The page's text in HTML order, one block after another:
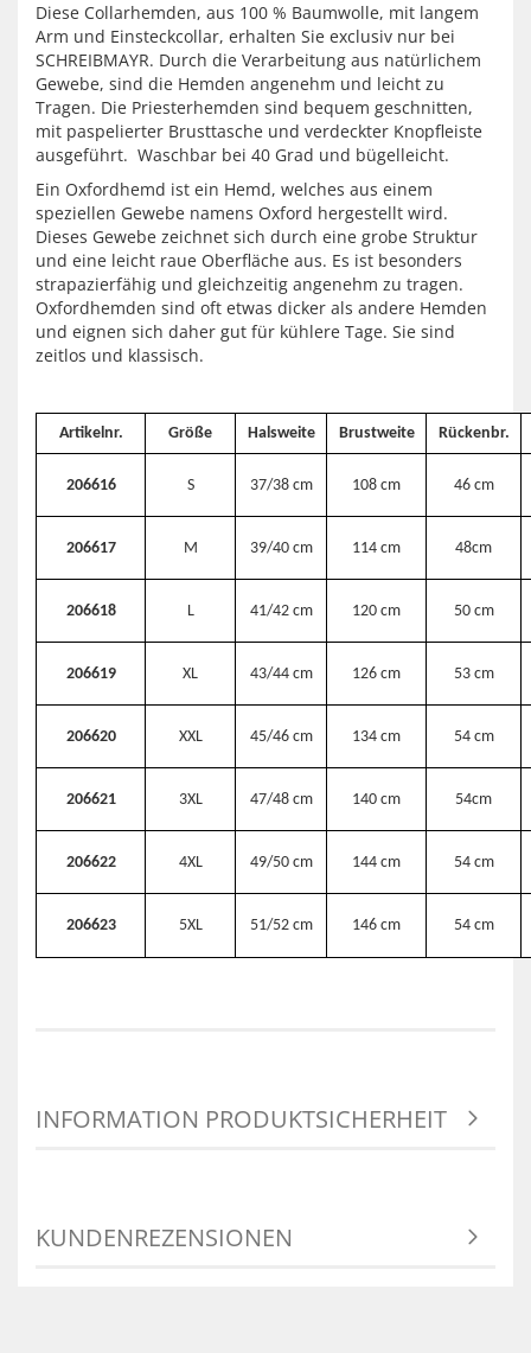
Diese Collarhemden, aus 100 % Baumwolle, mit langem
Arm und Einsteckcollar, erhalten Sie exclusiv nur bei
SCHREIBMAYR. Durch die Verarbeitung aus natürlichem
Gewebe, sind die Hemden angenehm und leicht zu
Tragen. Die Priesterhemden sind bequem geschnitten,
mit paspelierter Brusttasche und verdeckter Knopfleiste
ausgeführt. Waschbar bei 40 Grad und bügelleicht.
Ein Oxfordhemd ist ein Hemd, welches aus einem
speziellen Gewebe namens Oxford hergestellt wird.
Dieses Gewebe zeichnet sich durch eine grobe Struktur
und eine leicht raue Oberfläche aus. Es ist besonders
strapazierfähig und gleichzeitig angenehm zu tragen.
Oxfordhemden sind oft etwas dicker als andere Hemden
und eignen sich daher gut für kühlere Tage. Sie sind
zeitlos und klassisch.
Artikelnr. Größe Halsweite Brustweite Rückenbr.
206616 S 37/38 cm 108 cm 46 cm
206617 M 39/40 cm 114 cm 48cm
206618 L 41/42 cm 120 cm 50 cm
206619 XL 43/44 cm 126 cm 53 cm
206620 XXL 45/46 cm 134 cm 54 cm
206621 3XL 47/48 cm 140 cm 54cm
206622 4XL 49/50 cm 144 cm 54 cm
206623 5XL 51/52 cm 146 cm 54 cm
INFORMATION PRODUKTSICHERHEIT
KUNDENREZENSIONEN